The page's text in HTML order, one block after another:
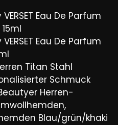
Eau De Parfum
Eau De Parfum
Titan Stahl
Schmuck
Herren-
Blau/grün/khaki